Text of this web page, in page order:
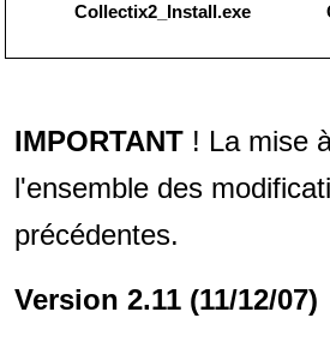
Collectix2_Install.exe
IMPORTANT ! La mise
l'ensemble des
précédentes.
Version 2.11 (11/12/07)